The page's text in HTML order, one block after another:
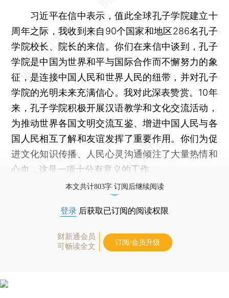
习近平在信中表示，值此全球孔子学院建立十
周年之际，我收到来自90个国家和地区286名孔子
学院校长、院长的来信。你们在来信中谈到，孔子
学院是中国为世界和平与国际合作而不懈努力的象
征，是连接中国人民和世界人民的纽带，并对孔子
学院的光明未来充满信心。我对此深表赞赏。10年
来，孔子学院积极开展汉语教学和文化交流活动，
为推动世界各国文明交流互鉴、增进中国人民与各
国人民相互了解和友谊发挥了重要作用。你们为促
进文化知识传播、人民心灵沟通倾注了大量热情和
心血，这是一项十分有意义的工作。
本文共计803字 订阅后继续阅读
登录 后获取已订阅的阅读权限
财新通会员
可畅读全文
订阅/会员升级